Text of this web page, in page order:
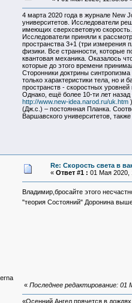
4 марта 2020 года в журнале New
университетов. Исследователи
имеющих сверхсветовую скорость.
Исследователи приняли к
пространства 3+1 (три
физики. Все странности, которые
квантовая механика. Оказалось
которые до этого времени
Сторонники доктрины
только характеристики тела, но и
пространств - скоростных
Однако, ещё более 10-ти лет
http://www.new-idea.narod.ru/uk.htm
(Дж.с.) – постоянная Планка.
Варшавского университетов,
Re: Скорость света в
« Ответ #1 : 01 Мая 2020,
Владимир,бросайте этого
"теория Состояний" Доронина выше
« Последнее редактирование: 01
«Осенний Ангел прячется в